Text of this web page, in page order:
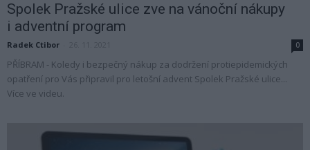
Spolek Pražské ulice zve na vánoční nákupy
i adventní program
Radek Ctibor 0
PŘÍBRAM - Koledy i bezpečný nákup za dodržení protiepidemických
opatření pro Vás připravil pro letošní advent Spolek Pražské ulice...
Více ve videu.